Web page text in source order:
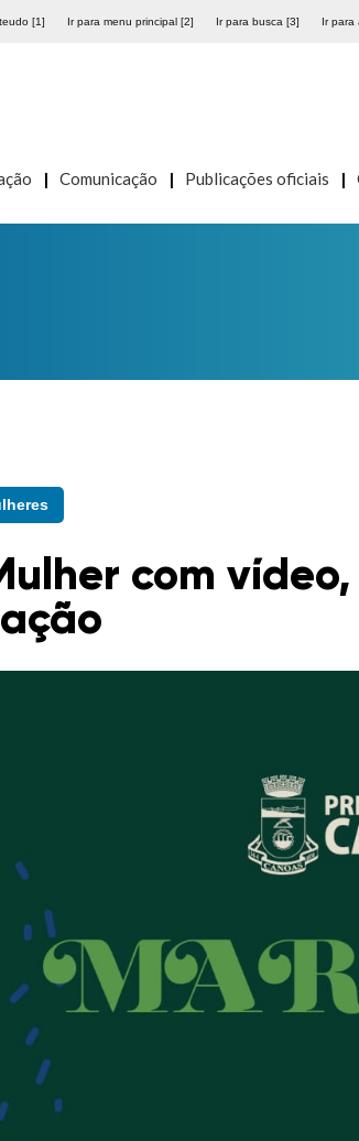
[1] Ir para menu principal [2] Ir para busca [3] Ir para
Comunicação Publicações oficiais
com